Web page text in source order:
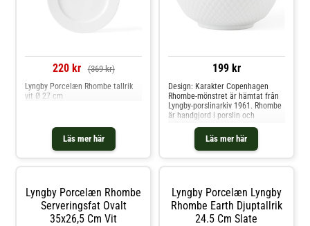
220 kr (369 kr)
Läs mer här
Lyngby Porcelæn Rhombe tallrik
vit Ø 27 cm
199 kr
Läs mer här
Design: Karakter Copenhagen
Rhombe-mönstret är hämtat från
Lyngby-porslinarkiv 1961. Rhombe
är handgjord i porslin och
mönstret ger den vita ytan ett
enkelt och klassiskt uttryck som
passar för både vardag och fest.
Lyngby Porcelæn Rhombe
Serveringsfat Ovalt
35x26,5 Cm Vit
Lyngby Porcelæn Lyngby
Rhombe Earth Djuptallrik
24.5 Cm Slate